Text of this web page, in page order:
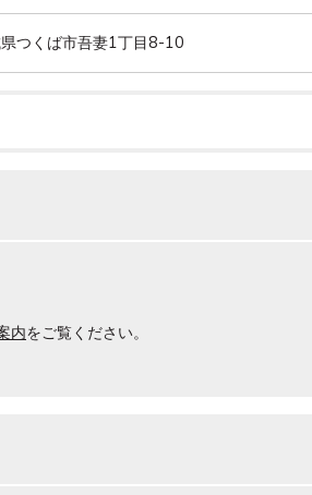
つくば市吾妻1丁目8-10
内をご覧ください。